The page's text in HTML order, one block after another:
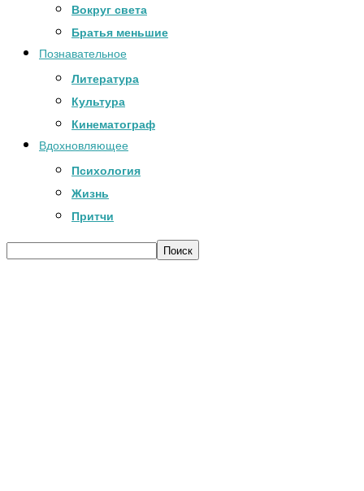
Вокруг света
Братья меньшие
Познавательное
Литература
Культура
Кинематограф
Вдохновляющее
Психология
Жизнь
Притчи